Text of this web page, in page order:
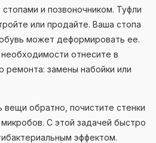
и позвоночником. Туфли
или продайте. Ваша стопа
может деформировать ее.
отнесите в
ремонта: замены набойки или
обратно, почистите стенки
С этой задачей быстро
эффектом.